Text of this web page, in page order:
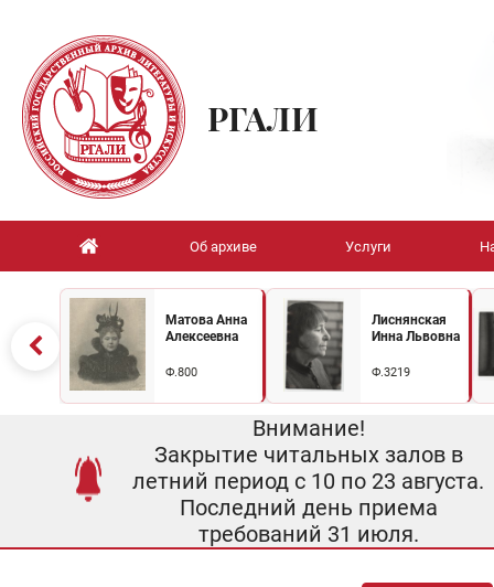
РГАЛИ
Об архиве Услуги
Матова Анна
Алексеевна
Ф.800
Лиснянская
Инна Львовна
Ф.3219
Внимание!
Закрытие читальных залов в
летний период с 10 по 23 августа.
Последний день приема
требований 31 июля.